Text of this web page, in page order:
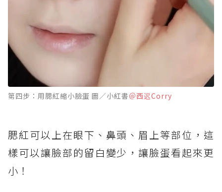
第四步：用腮紅縮小臉蛋 圖／小紅書＠西迟Corry
腮紅可以上在眼下、鼻頭、眉上等部位，這
樣可以讓臉部的留白變少，讓臉蛋看起來更
小！